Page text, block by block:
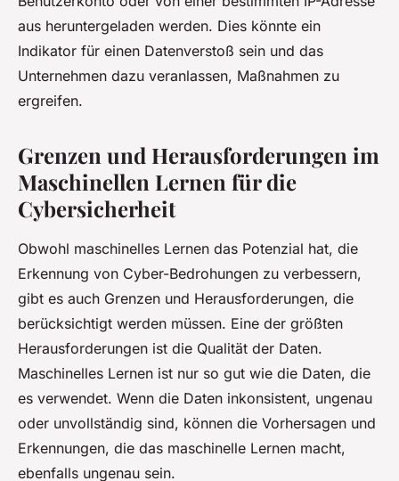
aus heruntergeladen werden. Dies könnte ein
Indikator für einen Datenverstoß sein und das
Unternehmen dazu veranlassen, Maßnahmen zu
ergreifen.
Grenzen und Herausforderungen im
Maschinellen Lernen für die
Cybersicherheit
Obwohl maschinelles Lernen das Potenzial hat, die
Erkennung von Cyber-Bedrohungen zu verbessern,
gibt es auch Grenzen und Herausforderungen, die
berücksichtigt werden müssen. Eine der größten
Herausforderungen ist die Qualität der Daten.
Maschinelles Lernen ist nur so gut wie die Daten, die
es verwendet. Wenn die Daten inkonsistent, ungenau
oder unvollständig sind, können die Vorhersagen und
Erkennungen, die das maschinelle Lernen macht,
ebenfalls ungenau sein.